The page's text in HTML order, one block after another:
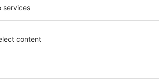
ceny
společností
easyJet
KLM
Vueling